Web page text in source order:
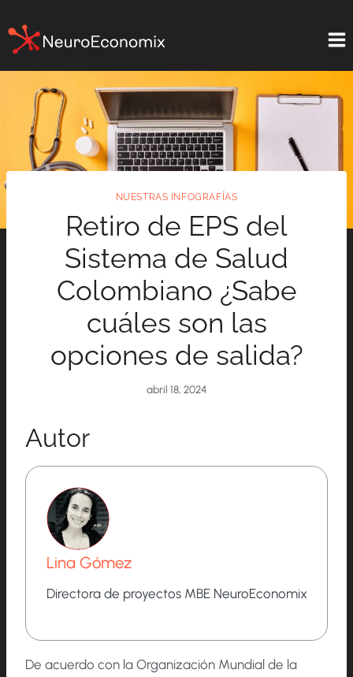
al
contenido
NUESTRAS INFOGRAFÍAS
Retiro de EPS del
Sistema de Salud
Colombiano ¿Sabe
cuáles son las
opciones de salida?
abril 18, 2024
Autor
Lina Gómez
Directora de proyectos MBE NeuroEconomix
De acuerdo con la Organización Mundial de la